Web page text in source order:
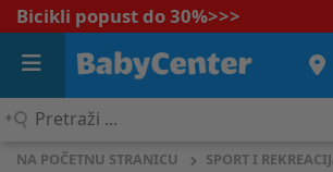
Bicikli popust do 30%>>>
Pretraži
NA POČETNU STRANICU
SPORT I